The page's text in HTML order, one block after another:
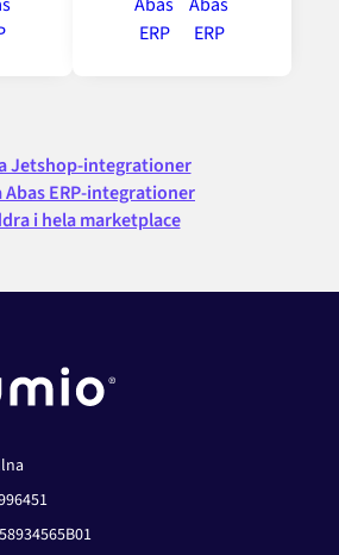
Jetshop-integrationer
Abas ERP-integrationer
i hela marketplace